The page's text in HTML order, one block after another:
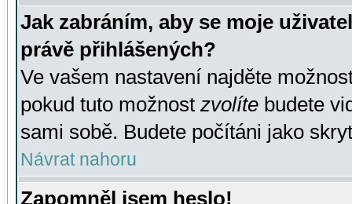
Jak zabráním, aby se moje
právě přihlášených?
Ve vašem nastavení najděte
pokud tuto možnost zvolíte budete
sami sobě. Budete počítáni jako
Návrat nahoru
Zapomněl jsem heslo!